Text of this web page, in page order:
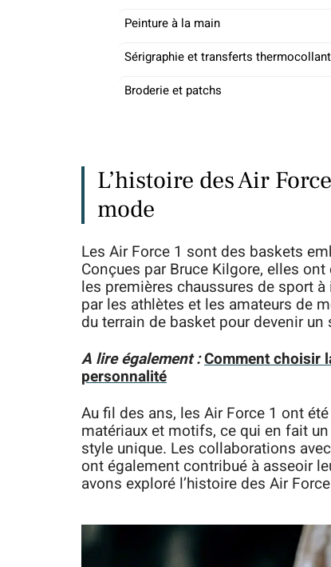
Peinture à la main
Sérigraphie et transferts
Broderie et patchs
L’histoire des Air
mode
Les Air Force 1 sont des baskets
Conçues par Bruce Kilgore, elles
les premières chaussures de sport
par les athlètes et les amateurs de
du terrain de basket pour devenir
A lire également :Comment choisir
personnalité
Au fil des ans, les Air Force 1 ont
matériaux et motifs, ce qui en fait
style unique. Les collaborations
ont également contribué à asseoir
avons exploré l’histoire des Air